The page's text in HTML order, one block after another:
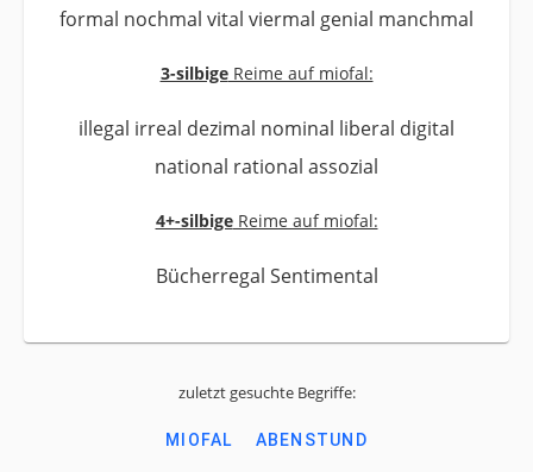
formal nochmal vital viermal genial manchmal
3-silbigeReime auf miofal:
illegal irreal dezimal nominal liberal digital
national rational assozial
4+-silbigeReime auf miofal:
Bücherregal Sentimental
zuletzt gesuchte Begriffe:
MIOFAL ABENSTUND